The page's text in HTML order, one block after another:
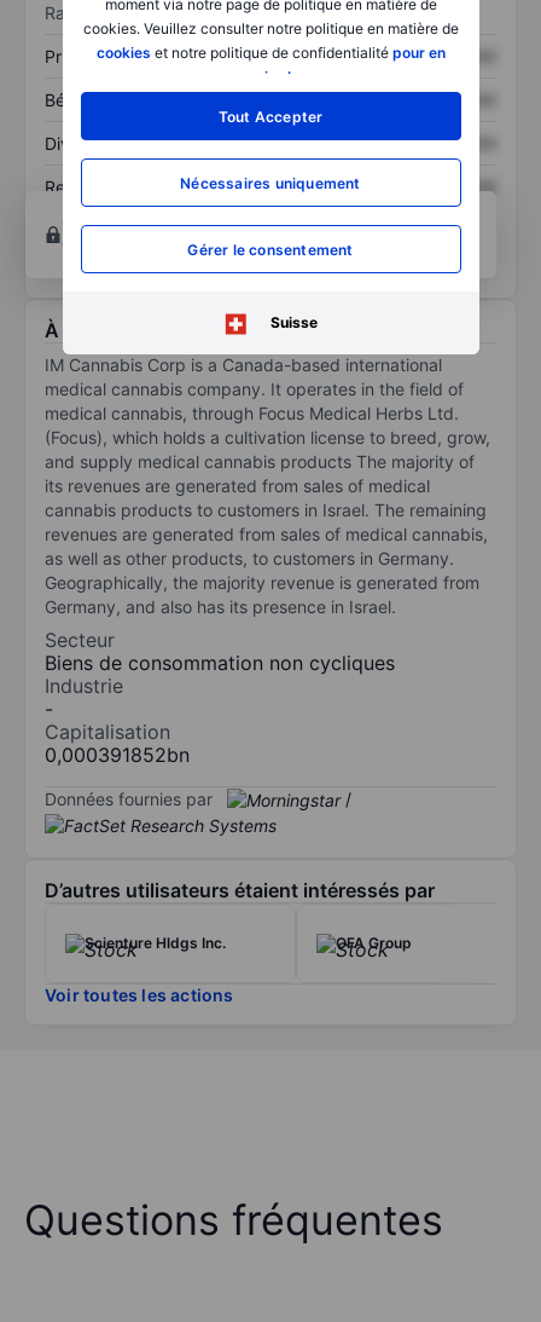
moment via notre page de politique en matière de
cookies. Veuillez consulter notre politique en matière de
cookies et notre politique de confidentialité pour en
savoir plus
Tout Accepter
Nécessaires uniquement
Gérer le consentement
Suisse
Ratios
Prix / ventes XXXXXXX XXXXXXX
Bénéfice par action XXXXXXX
Dividende par action XXXXXXX XXXXXXX
Rendement des
capitaux propres
XXXXXXX
XXXXXXX
Ouvrir un comptepour accéder à d’autres outils
techniques et d’analyse.
À propos IM Cannabis Corp
IM Cannabis Corp is a Canada-based international
medical cannabis company. It operates in the field of
medical cannabis, through Focus Medical Herbs Ltd.
(Focus), which holds a cultivation license to breed, grow,
and supply medical cannabis products The majority of
its revenues are generated from sales of medical
cannabis products to customers in Israel. The remaining
revenues are generated from sales of medical cannabis,
as well as other products, to customers in Germany.
Geographically, the majority revenue is generated from
Germany, and also has its presence in Israel.
Secteur
Biens de consommation non cycliques
Industrie
-
Capitalisation
0,000391852bn
Données fournies par /
D’autres utilisateurs étaient intéressés par
Scienture Hldgs Inc. OFA Group
Voir toutes les actions
Questions fréquentes